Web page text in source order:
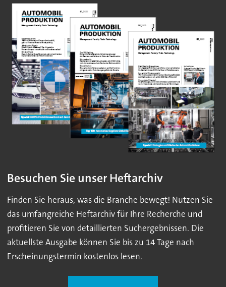
Besuchen Sie unser Heftarchiv
Finden Sie heraus, was die Branche bewegt! Nutzen Sie
das umfangreiche Heftarchiv für Ihre Recherche und
profitieren Sie von detaillierten Suchergebnissen. Die
aktuellste Ausgabe können Sie bis zu 14 Tage nach
Erscheinungstermin kostenlos lesen.